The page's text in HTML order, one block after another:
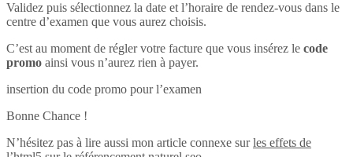
Validez puis sélectionnez la date et l’horaire de rendez-vous dans le
centre d’examen que vous aurez choisis.
C’est au moment de régler votre facture que vous insérez le code
promo ainsi vous n’aurez rien à payer.
insertion du code promo pour l’examen
Bonne Chance !
N’hésitez pas à lire aussi mon article connexe surles effets de